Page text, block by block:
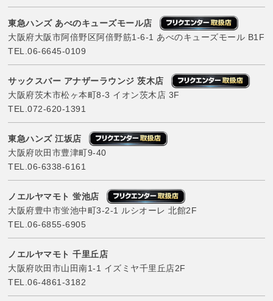
東急ハンズ あべのキューズモール店
大阪府大阪市阿倍野区阿倍野筋1-6-1 あべのキューズモール B1F
TEL.06-6645-0109
サックスバー アナザーラウンジ 茨木店
大阪府茨木市松ヶ本町8-3 イオン茨木店 3F
TEL.072-620-1391
東急ハンズ 江坂店
大阪府吹田市豊津町9-40
TEL.06-6338-6161
ノエルヤマモト 蛍池店
大阪府豊中市蛍池中町3-2-1 ルシオーレ 北館2F
TEL.06-6855-6905
ノエルヤマモト 千里丘店
大阪府吹田市山田南1-1 イズミヤ千里丘店2F
TEL.06-4861-3182